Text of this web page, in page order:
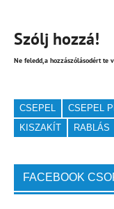
Szólj hozzá!
Ne feledd,a hozzászólásodért te
CSEPEL CSEPEL
KISZAKÍT
RABLÁS
FACEBOOK